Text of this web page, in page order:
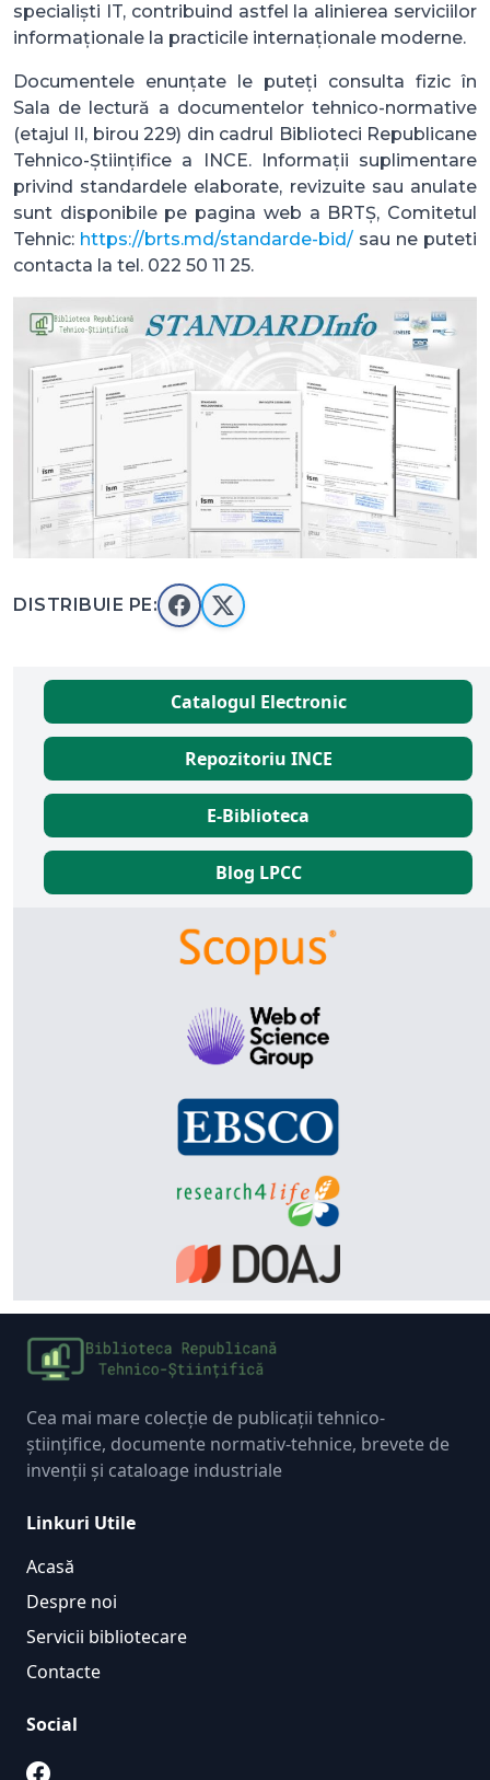
specialiști IT, contribuind astfel la alinierea serviciilor
informaționale la practicile internaționale moderne.
Documentele enunțate le puteți consulta fizic în
Sala de lectură a documentelor tehnico-normative
(etajul II, birou 229) din cadrul Biblioteci Republicane
Tehnico-Științifice a INCE. Informații suplimentare
privind standardele elaborate, revizuite sau anulate
sunt disponibile pe pagina web a BRTȘ, Comitetul
Tehnic: https://brts.md/standarde-bid/ sau ne puteti
contacta la tel. 022 50 11 25.
DISTRIBUIE PE:
Catalogul Electronic
Repozitoriu INCE
E-Biblioteca
Blog LPCC
Cea mai mare colecție de publicații tehnico-
științifice, documente normativ-tehnice, brevete de
invenții și cataloage industriale
Linkuri Utile
Acasă
Despre noi
Servicii bibliotecare
Contacte
Social